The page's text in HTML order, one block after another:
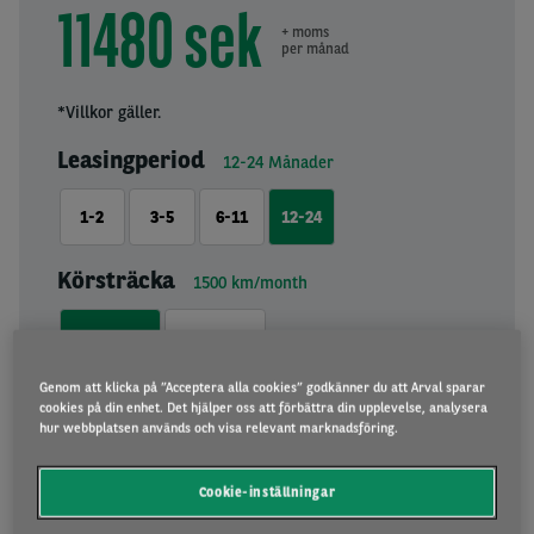
11480 sek
+ moms
per månad
*Villkor gäller.
Leasingperiod 12-24 Månader
1-2 3-5 6-11 12-24
Körsträcka 1500 km/month
1500
JAG ÄR INTRESSERAD
Genom att klicka på ”Acceptera alla cookies” godkänner du att Arval sparar
cookies på din enhet. Det hjälper oss att förbättra din upplevelse, analysera
hur webbplatsen används och visa relevant marknadsföring.
Cookie-inställningar